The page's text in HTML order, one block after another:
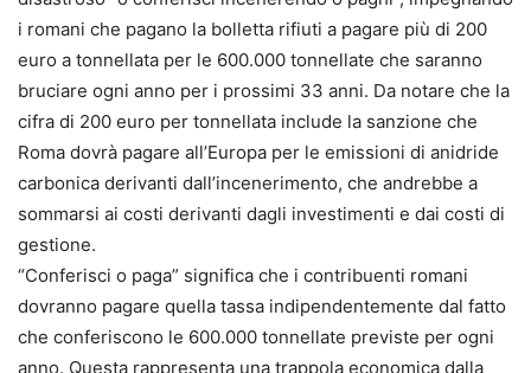
i romani che pagano la bolletta rifiuti a pagare più di 200
euro a tonnellata per le 600.000 tonnellate che saranno
bruciare ogni anno per i prossimi 33 anni. Da notare che la
cifra di 200 euro per tonnellata include la sanzione che
Roma dovrà pagare all’Europa per le emissioni di anidride
carbonica derivanti dall’incenerimento, che andrebbe a
sommarsi ai costi derivanti dagli investimenti e dai costi di
gestione.
“Conferisci o paga” significa che i contribuenti romani
dovranno pagare quella tassa indipendentemente dal fatto
che conferiscono le 600.000 tonnellate previste per ogni
anno. Questa rappresenta una trappola economica dalla